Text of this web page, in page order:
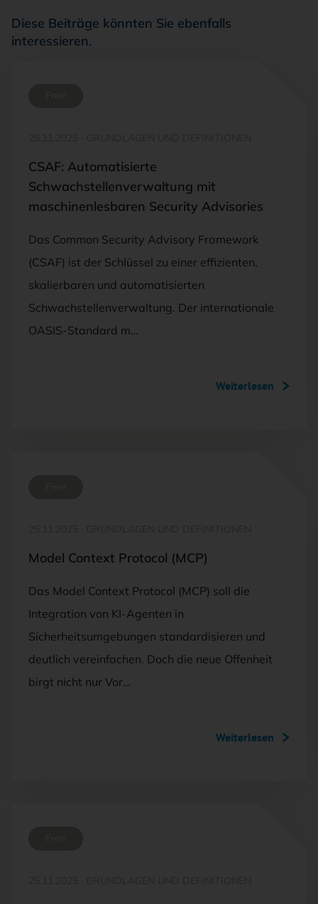
Diese Beiträge könnten Sie ebenfalls
interessieren.
CSAF: Automatisierte
Schwachstellenverwaltung mit
maschinenlesbaren Security Advisories
Das Common Security Advisory Framework
(CSAF) ist der Schlüssel zu einer effizienten,
skalierbaren und automatisierten
Schwachstellenverwaltung. Der internationale
OASIS-Standard m…
Weiterlesen
Model Context Protocol (MCP)
Das Model Context Protocol (MCP) soll die
Integration von KI-Agenten in
Sicherheitsumgebungen standardisieren und
deutlich vereinfachen. Doch die neue Offenheit
birgt nicht nur Vor…
Weiterlesen